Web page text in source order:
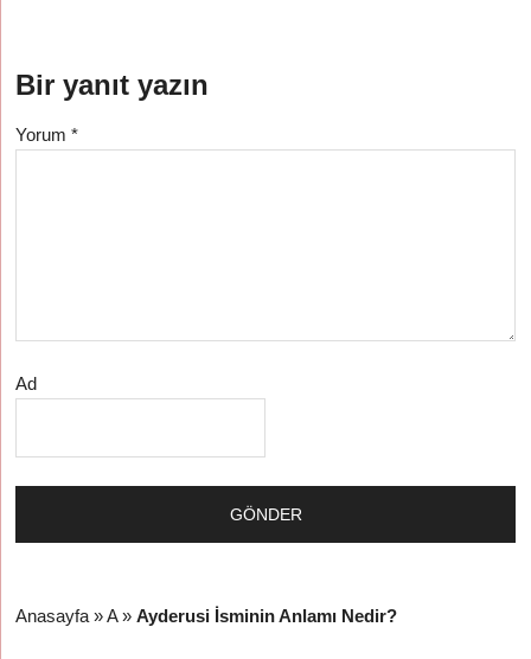
Bir yanıt yazın
Yorum*
Ad
Anasayfa »A»Ayderusi İsminin Anlamı Nedir?